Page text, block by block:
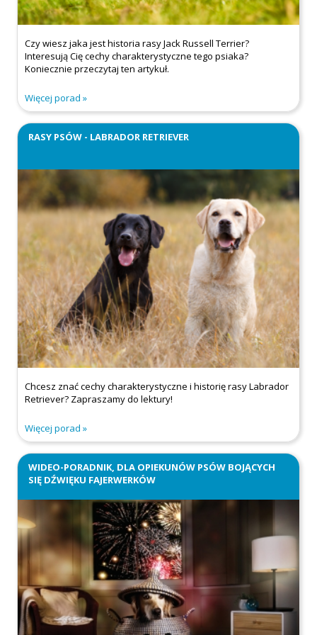
Czy wiesz jaka jest historia rasy Jack Russell Terrier?
Interesują Cię cechy charakterystyczne tego psiaka?
Koniecznie przeczytaj ten artykuł.
Więcej porad
RASY PSÓW - LABRADOR RETRIEVER
Chcesz znać cechy charakterystyczne i historię rasy Labrador
Retriever? Zapraszamy do lektury!
Więcej porad
WIDEO-PORADNIK, DLA OPIEKUNÓW PSÓW BOJĄCYCH
SIĘ DŹWIĘKU FAJERWERKÓW